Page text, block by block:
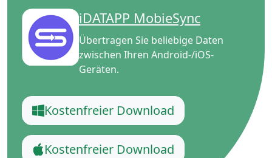
iDATAPP MobieSync
Übertragen Sie beliebige Daten
zwischen Ihren Android-/iOS-
Geräten.
Kostenfreier Download
Kostenfreier Download